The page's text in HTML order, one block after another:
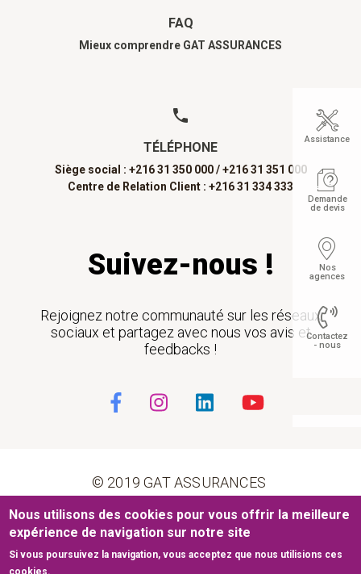
FAQ
Mieux comprendre GAT ASSURANCES
TÉLÉPHONE
Siège social : +216 31 350 000 / +216 31 351 000
Centre de Relation Client : +216 31 334 333
Suivez-nous !
Rejoignez notre communauté sur les réseaux
sociaux et partagez avec nous vos avis et
feedbacks !
© 2019 GAT ASSURANCES
Pied de page
Conditions générales d’utilisation
Mentions légales Plan du site
Assistance
Demande
de devis
Nos
agences
Contactez
- nous
Nous utilisons des cookies pour vous offrir la meilleure
expérience de navigation sur notre site
Si vous poursuivez la navigation, vous acceptez que nous utilisions ces
cookies.